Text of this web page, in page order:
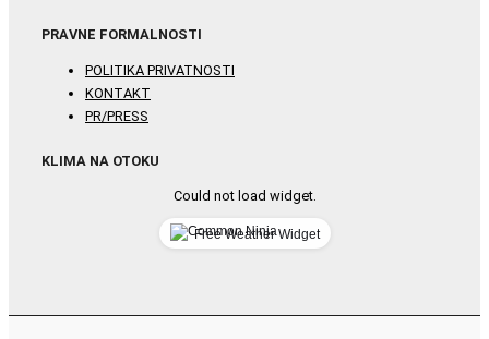
PRAVNE FORMALNOSTI
POLITIKA PRIVATNOSTI
KONTAKT
PR/PRESS
KLIMA NA OTOKU
Could not load widget.
Free Weather Widget